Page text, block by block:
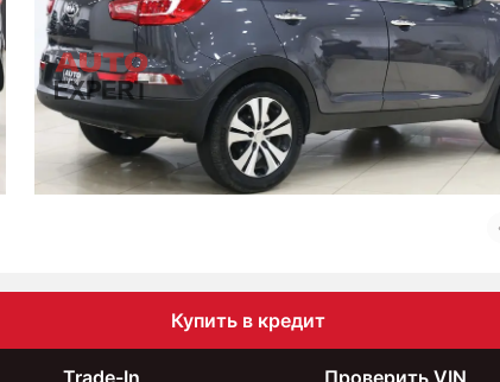
Купить в кредит
Trade-In Проверить VIN